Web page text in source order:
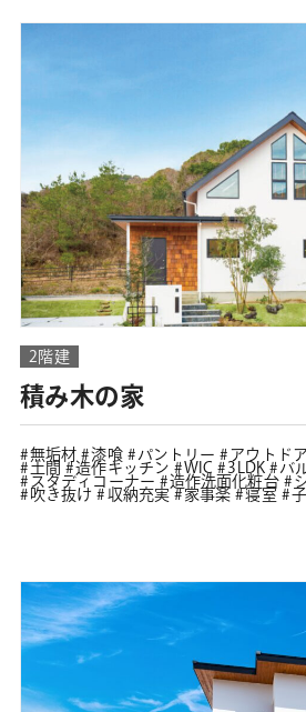
2階建
積み木の家
無垢材 漆喰 パントリー アウトドア
土間
造作キッチン WIC 3LDK
バ
スタディコーナー
造作洗面化粧台
吹き抜け
収納充実 家事楽 寝室